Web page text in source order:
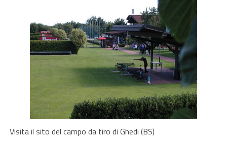
Visita il sito del campo da tiro di Ghedi (BS)